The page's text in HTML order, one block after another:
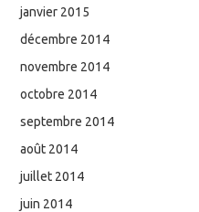
janvier 2015
décembre 2014
novembre 2014
octobre 2014
septembre 2014
août 2014
juillet 2014
juin 2014